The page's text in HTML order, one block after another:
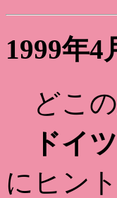
1999年4
どこの
ドイ
にヒント